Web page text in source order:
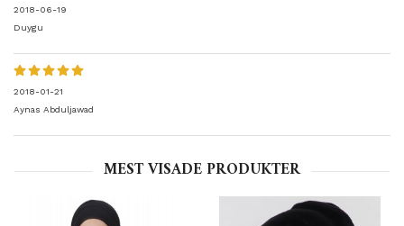
2018-06-19
Duygu
2018-01-21
Aynas Abduljawad
MEST VISADE PRODUKTER